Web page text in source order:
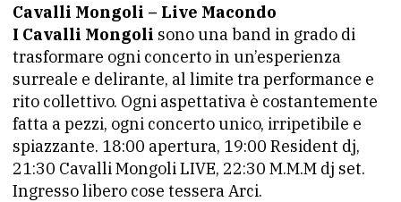
Cavalli Mongoli – Live Macondo
I Cavalli Mongoli sono una band in grado di
trasformare ogni concerto in un’esperienza
surreale e delirante, al limite tra performance e
rito collettivo. Ogni aspettativa è costantemente
fatta a pezzi, ogni concerto unico, irripetibile e
spiazzante. 18:00 apertura, 19:00 Resident dj,
21:30 Cavalli Mongoli LIVE, 22:30 M.M.M dj set.
Ingresso libero cose tessera Arci.